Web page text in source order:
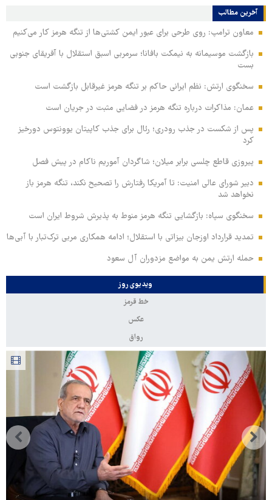
آخرین مطالب
معاون ترامپ: روی طرحی برای عبور ایمن کشتی‌ها از تنگه هرمز کار می‌کنیم
بازگشت موسیمانه به نیمکت بافانا؛ سرمربی اسبق استقلال با آفریقای جنوبی
بست
سخنگوی ارتش: نظم ایرانی حاکم بر تنگه هرمز غیرقابل بازگشت است
عمان: مذاکرات درباره تنگه هرمز در فضایی مثبت در جریان است
پس از شکست در جذب رودری؛ رئال برای جذب کاپیتان یوونتوس دورخیز
کرد
پیروزی قاطع چلسی برابر میلان؛ شاگردان آموریم ناکام در پیش فصل
دبیر شورای عالی امنیت: تا آمریکا رفتارش را تصحیح نکند، تنگه هرمز باز
نخواهد شد
سخنگوی سپاه: بازگشایی تنگه هرمز منوط به پذیرش شروط ایران است
تمدید قرارداد اوزجان بیزاتی با استقلال؛ ادامه همکاری مربی ترک‌تبار با آبی‌ها
حمله ارتش یمن به مواضع مزدوران آل سعود
ویدیوی روز
خط قرمز
عکس
رواق